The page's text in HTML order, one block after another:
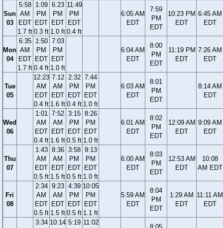
Sun
03
5:58
AM
EDT
1.7 ft
1:09
PM
EDT
0.3 ft
6:23
PM
EDT
1.0 ft
11:49
PM
EDT
0.4 ft
6:05 AM
EDT
7:59
PM
EDT
10:23 PM
EDT
6:45 AM
EDT
Mon
04
6:35
AM
EDT
1.7 ft
1:50
PM
EDT
0.4 ft
7:03
PM
EDT
1.0 ft
6:04 AM
EDT
8:00
PM
EDT
11:19 PM
EDT
7:26 AM
EDT
Tue
05
12:23
AM
EDT
0.4 ft
7:12
AM
EDT
1.6 ft
2:32
PM
EDT
0.4 ft
7:44
PM
EDT
1.0 ft
6:03 AM
EDT
8:01
PM
EDT
8:14 AM
EDT
Wed
06
1:01
AM
EDT
0.4 ft
7:52
AM
EDT
1.6 ft
3:15
PM
EDT
0.5 ft
8:26
PM
EDT
1.0 ft
6:01 AM
EDT
8:02
PM
EDT
12:09 AM
EDT
9:09 AM
EDT
Thu
07
1:43
AM
EDT
0.5 ft
8:36
AM
EDT
1.5 ft
3:58
PM
EDT
0.5 ft
9:13
PM
EDT
1.0 ft
6:00 AM
EDT
8:03
PM
EDT
12:53 AM
EDT
10:08
AM EDT
Fri
08
2:34
AM
EDT
0.5 ft
9:23
AM
EDT
1.5 ft
4:39
PM
EDT
0.5 ft
10:05
PM
EDT
1.1 ft
5:59 AM
EDT
8:04
PM
EDT
1:29 AM
EDT
11:11 AM
EDT
3:34 10:14 5:19 11:02